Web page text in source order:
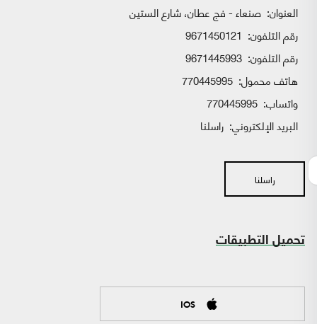
العنوان: صنعاء - فج عطان، شارع الستين
رقم التلفون: 9671450121
رقم التلفون: 9671445993
هاتف محمول: 770445995
واتساب:
البريد الإلكتروني: راسلنا
راسلنا
تحميل التطبيقات
IOS